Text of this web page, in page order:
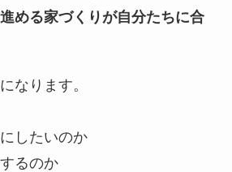
る家づくりが自分たちに合
なります。
したいのか
るのか